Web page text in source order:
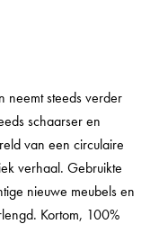
neemt steeds verder
schaarser en
van een circulaire
verhaal. Gebruikte
nieuwe meubels en
Kortom, 100%